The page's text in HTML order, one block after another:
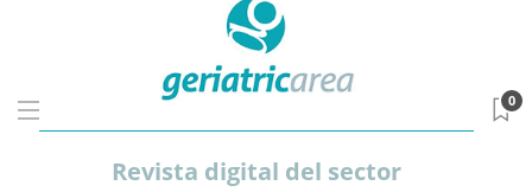
Revista digital del sector
0